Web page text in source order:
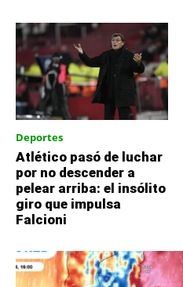
Deportes
Atlético pasó de luchar
por no descender a
pelear arriba: el insólito
giro que impulsa
Falcioni